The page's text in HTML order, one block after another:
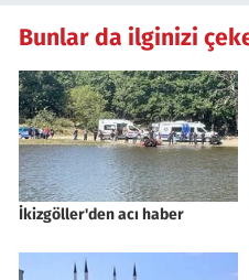
Bunlar da ilginizi
İkizgöller'den acı haber